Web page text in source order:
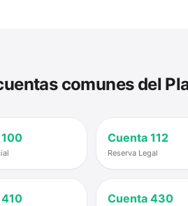
comunes del
100 Cuenta112
Reserva Legal
410 Cuenta430